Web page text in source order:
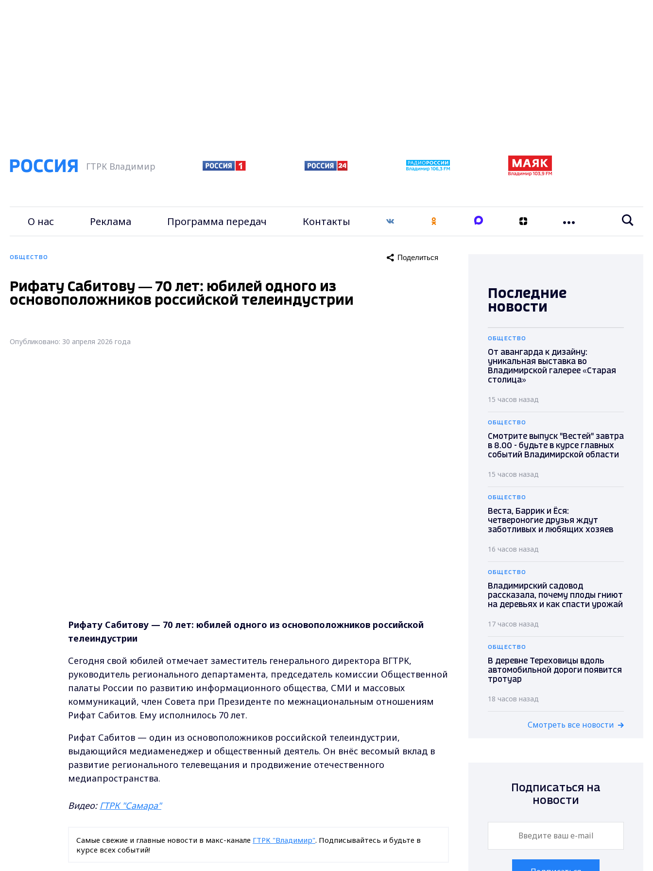
ГТРК Владимир
О нас Реклама Программа передач Контакты
ОБЩЕСТВО Поделиться
Рифату Сабитову — 70 лет: юбилей одного из
основоположников российской телеиндустрии
Опубликовано: 30 апреля 2026 года
Рифату Сабитову — 70 лет: юбилей одного из основоположников российской
телеиндустрии
Сегодня свой юбилей отмечает заместитель генерального директора ВГТРК,
руководитель регионального департамента, председатель комиссии Общественной
палаты России по развитию информационного общества, СМИ и массовых
коммуникаций, член Совета при Президенте по межнациональным отношениям
Рифат Сабитов. Ему исполнилось 70 лет.
Рифат Сабитов — один из основоположников российской телеиндустрии,
выдающийся медиаменеджер и общественный деятель. Он внёс весомый вклад в
развитие регионального телевещания и продвижение отечественного
медиапространства.
Видео: ГТРК "Самара"
Самые свежие и главные новости в макс-канале ГТРК "Владимир". Подписывайтесь и будьте в
курсе всех событий!
Последние
новости
ОБЩЕСТВО
От авангарда к дизайну:
уникальная выставка во
Владимирской галерее «Старая
столица»
15 часов назад
ОБЩЕСТВО
Смотрите выпуск "Вестей" завтра
в 8.00 - будьте в курсе главных
событий Владимирской области
15 часов назад
ОБЩЕСТВО
Веста, Баррик и Ёся:
четвероногие друзья ждут
заботливых и любящих хозяев
16 часов назад
ОБЩЕСТВО
Владимирский садовод
рассказала, почему плоды гниют
на деревьях и как спасти урожай
17 часов назад
ОБЩЕСТВО
В деревне Тереховицы вдоль
автомобильной дороги появится
тротуар
18 часов назад
Смотреть все новости
Подписаться на
новости